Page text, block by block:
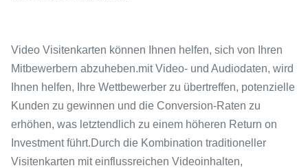
Video Visitenkarten können Ihnen helfen, sich von Ihren
Mitbewerbern abzuheben.mit Video- und Audiodaten, wird
Ihnen helfen, Ihre Wettbewerber zu übertreffen, potenzielle
Kunden zu gewinnen und die Conversion-Raten zu
erhöhen, was letztendlich zu einem höheren Return on
Investment führt.Durch die Kombination traditioneller
Visitenkarten mit einflussreichen Videoinhalten,